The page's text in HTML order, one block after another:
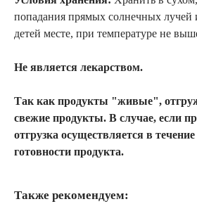
попадания прямых солнечных лучей
детей месте, при температуре не
Не является лекарством.
Так как продукты "живые",
свежие продукты. В случае, если
отгрузка осуществляется в
готовности продукта.
Также рекомендуем: